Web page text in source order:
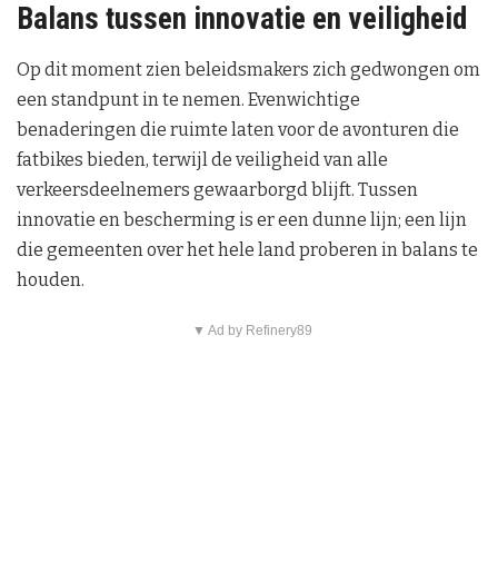
Balans tussen innovatie en veiligheid
Op dit moment zien beleidsmakers zich gedwongen om
een standpunt in te nemen. Evenwichtige
benaderingen die ruimte laten voor de avonturen die
fatbikes bieden, terwijl de veiligheid van alle
verkeersdeelnemers gewaarborgd blijft. Tussen
innovatie en bescherming is er een dunne lijn; een lijn
die gemeenten over het hele land proberen in balans te
houden.
▼ Ad by Refinery89